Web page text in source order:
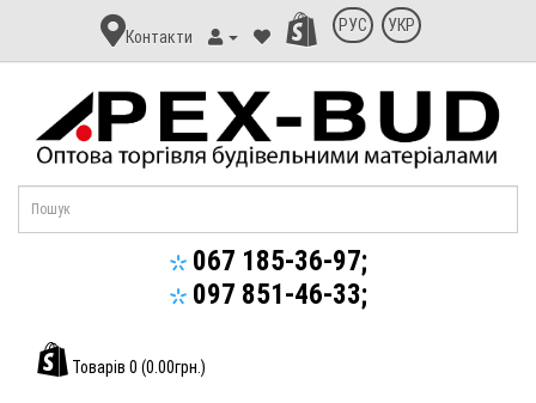
Контакт
Апекс-
Контакти
РУС УКР
067 185-36-97;
097 851-46-33;
Товарів 0 (0.00грн.)